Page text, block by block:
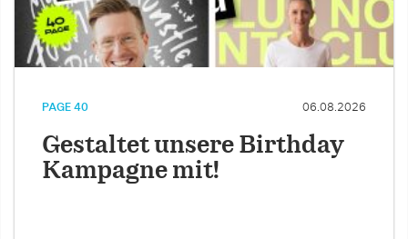
PAGE 40 06.08.2026
Gestaltet unsere Birthday
Kampagne mit!